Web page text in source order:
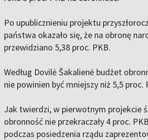
Po upublicznieniu projektu
państwa okazało się, że na obronę
przewidziano 5,38 proc. PKB.
Według Dovilė Šakalienė budżet
nie powinien być mniejszy niż 5,5 proc.
Jak twierdzi, w pierwotnym projekcie
obronność nie przekraczały 4 proc.
podczas posiedzenia rządu